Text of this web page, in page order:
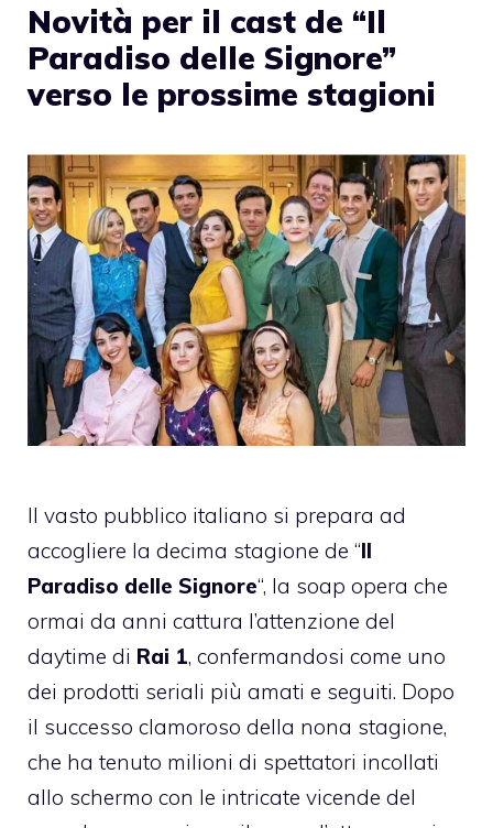
Novità per il cast de “Il
Paradiso delle Signore”
verso le prossime stagioni
Il vasto pubblico italiano si prepara ad
accogliere la decima stagione de “Il
Paradiso delle Signore“, la soap opera che
ormai da anni cattura l’attenzione del
daytime di Rai 1, confermandosi come uno
dei prodotti seriali più amati e seguiti. Dopo
il successo clamoroso della nona stagione,
che ha tenuto milioni di spettatori incollati
allo schermo con le intricate vicende del